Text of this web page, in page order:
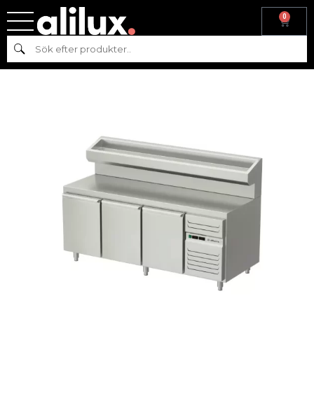
0
Sök
Hem
kylränna, dubbelstyrning AT-PKB-210-111-H2